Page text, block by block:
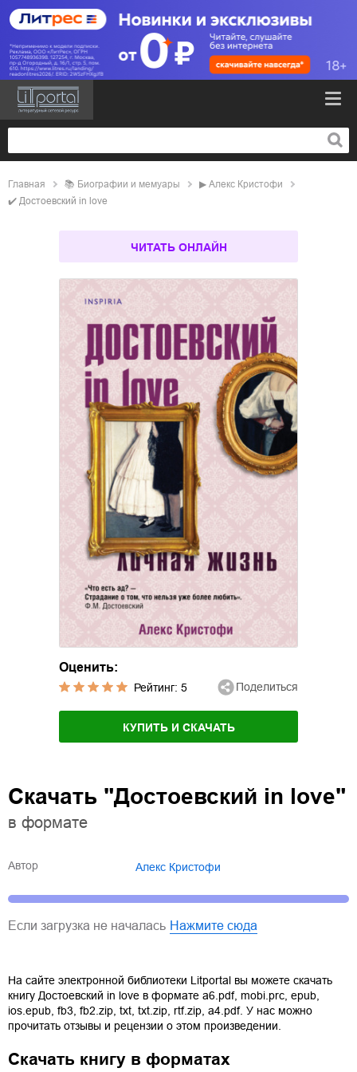
Главная 📚 биографии и мемуары ▶ Алекс Кристофи
✔️ Достоевский in love
ЧИТАТЬ ОНЛАЙН
Оценить:
Рейтинг: 5 Поделиться
КУПИТЬ И СКАЧАТЬ
Скачать "Достоевский in love"
в формате
Автор Алекс Кристофи
Если загрузка не началась Нажмите сюда
На сайте электронной библиотеки Litportal вы можете скачать
книгу Достоевский in love в формате a6.pdf, mobi.prc epub
ios.epub fb3 fb2.zip txt txt.zip rtf.zip a4.pdf. У нас можно
прочитать отзывы и рецензии о этом произведении.
Скачать книгу в форматах